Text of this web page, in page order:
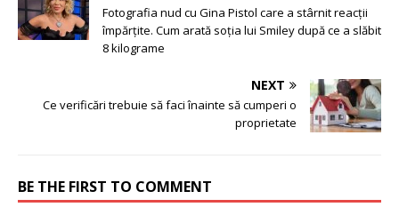
Fotografia nud cu Gina Pistol care a stârnit reacții
împărțite. Cum arată soția lui Smiley după ce a slăbit
8 kilograme
NEXT
Ce verificări trebuie să faci înainte să cumperi o
proprietate
BE THE FIRST TO COMMENT